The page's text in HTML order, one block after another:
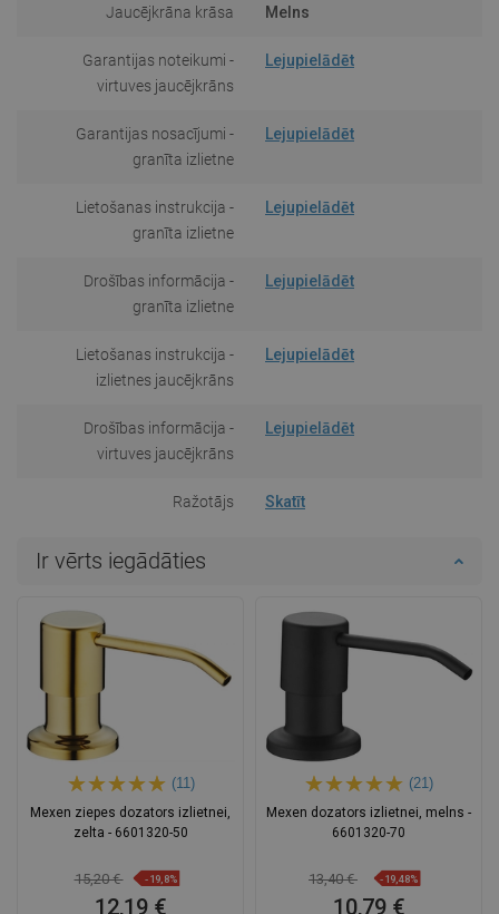
Jaucējkrāna krāsa Melns
Garantijas noteikumi -
virtuves jaucējkrāns
Lejupielādēt
Garantijas nosacījumi -
granīta izlietne
Lejupielādēt
Lietošanas instrukcija -
granīta izlietne
Lejupielādēt
Drošības informācija -
granīta izlietne
Lejupielādēt
Lietošanas instrukcija -
izlietnes jaucējkrāns
Lejupielādēt
Drošības informācija -
virtuves jaucējkrāns
Lejupielādēt
Ražotājs Skatīt
Ir vērts iegādāties
(11)
Mexen ziepes dozators izlietnei,
zelta - 6601320-50
15,20 € -19,8%
12,19 €
(21)
Mexen dozators izlietnei, melns -
6601320-70
13,40 € -19,48%
10,79 €